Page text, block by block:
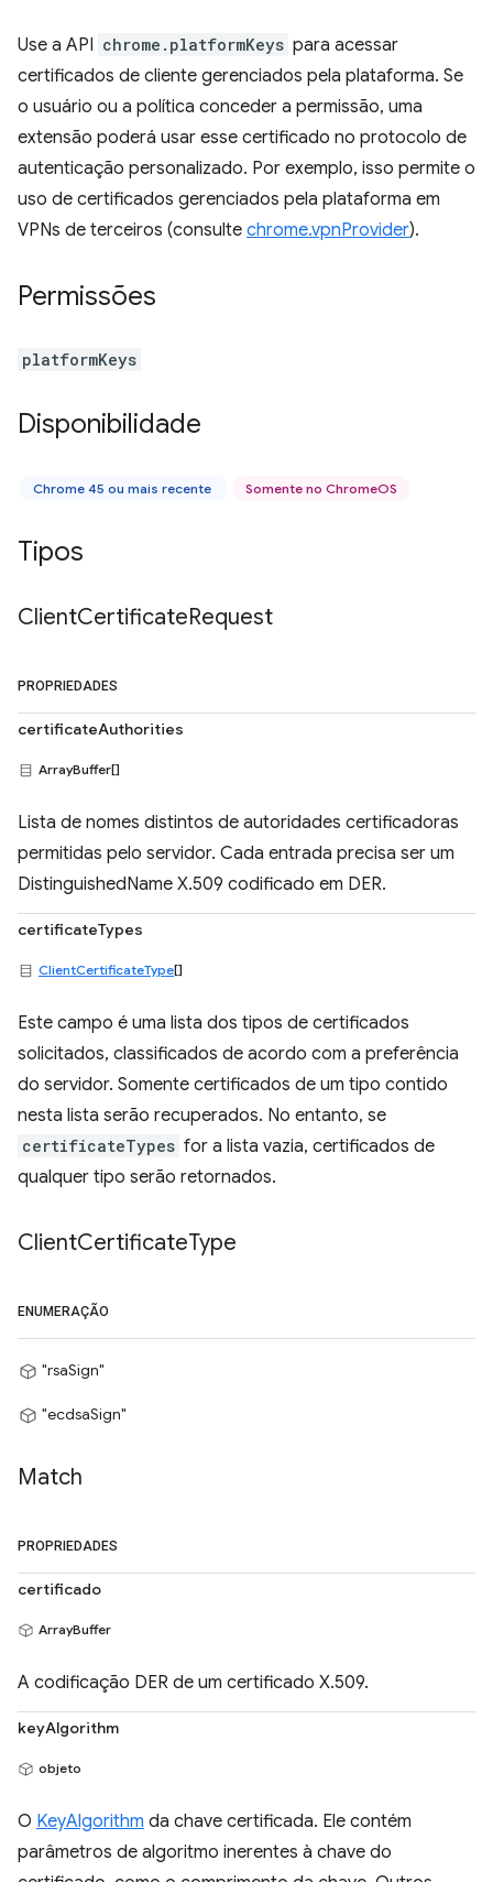
Use a API chrome.platformKeys para acessar
certificados de cliente gerenciados pela plataforma. Se
o usuário ou a política conceder a permissão, uma
extensão poderá usar esse certificado no protocolo de
autenticação personalizado. Por exemplo, isso permite o
uso de certificados gerenciados pela plataforma em
VPNs de terceiros (consulte chrome.vpnProvider).
Permissões
platformKeys
Disponibilidade
Chrome 45 ou mais recente Somente no ChromeOS
Tipos
ClientCertificateRequest
PROPRIEDADES
certificateAuthorities
ArrayBuffer[]
Lista de nomes distintos de autoridades certificadoras
permitidas pelo servidor. Cada entrada precisa ser um
DistinguishedName X.509 codificado em DER.
certificateTypes
ClientCertificateType[]
Este campo é uma lista dos tipos de certificados
solicitados, classificados de acordo com a preferência
do servidor. Somente certificados de um tipo contido
nesta lista serão recuperados. No entanto, se
certificateTypes for a lista vazia, certificados de
qualquer tipo serão retornados.
ClientCertificateType
ENUMERAÇÃO
"rsaSign"
"ecdsaSign"
Match
PROPRIEDADES
certificado
ArrayBuffer
A codificação DER de um certificado X.509.
keyAlgorithm
objeto
O KeyAlgorithm da chave certificada. Ele contém
parâmetros de algoritmo inerentes à chave do